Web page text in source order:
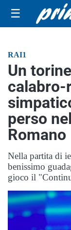
☰
RAI1
Un
calabro-
perso
Romano
Nella partita di
benissimo
gioco il